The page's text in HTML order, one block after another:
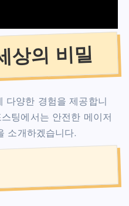
상의 비밀
다양한 경험을 제공합니
팅에서는 안전한 메이저
소개하겠습니다.